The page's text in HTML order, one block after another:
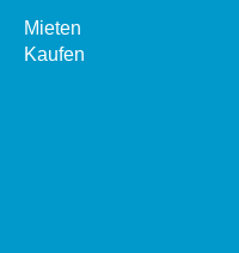
Mieten
Kaufen